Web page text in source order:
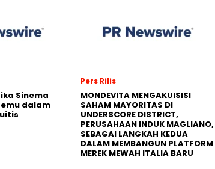
Sinema
dalam
Pers Rilis
MONDEVITA MENGAKUISISI
SAHAM MAYORITAS DI
UNDERSCORE DISTRICT,
PERUSAHAAN INDUK MAGLIANO,
SEBAGAI LANGKAH KEDUA
DALAM MEMBANGUN PLATFORM
MEREK MEWAH ITALIA BARU